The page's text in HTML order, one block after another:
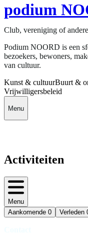
podium
Club, vereniging of andere
Podium NOORD is een
bezoekers, bewoners,
van cultuur.
Kunst & cultuurBuurt &
Vrijwilligersbeleid
Menu
Activiteiten
Menu
Aankomende 0 Verleden